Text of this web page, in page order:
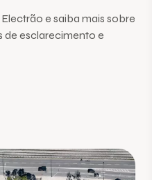
e saiba mais sobre
de esclarecimento e